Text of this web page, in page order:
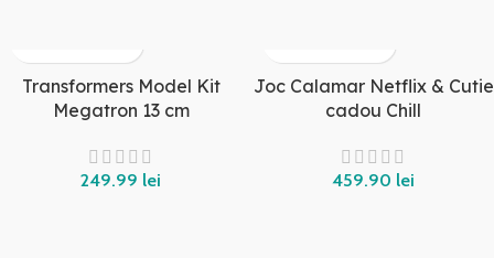
Transformers Model Kit
Megatron 13 cm
lei
Joc Calamar Netflix & Cutie
cadou Chill
lei